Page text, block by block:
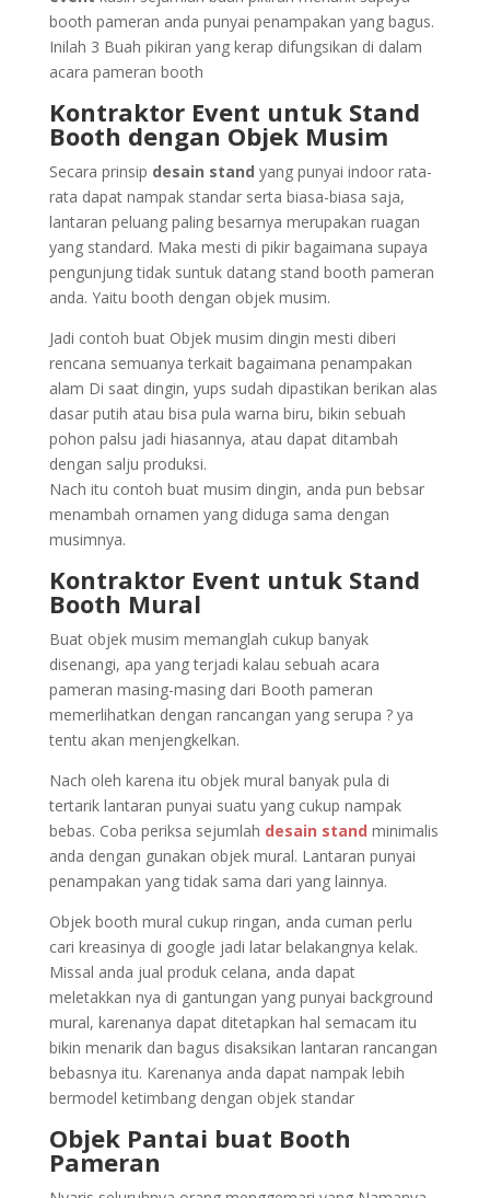
booth pameran anda punyai penampakan yang bagus.
Inilah 3 Buah pikiran yang kerap difungsikan di dalam
acara pameran booth
Kontraktor Event untuk Stand
Booth dengan Objek Musim
Secara prinsip desain stand yang punyai indoor rata-
rata dapat nampak standar serta biasa-biasa saja,
lantaran peluang paling besarnya merupakan ruagan
yang standard. Maka mesti di pikir bagaimana supaya
pengunjung tidak suntuk datang stand booth pameran
anda. Yaitu booth dengan objek musim.
Jadi contoh buat Objek musim dingin mesti diberi
rencana semuanya terkait bagaimana penampakan
alam Di saat dingin, yups sudah dipastikan berikan alas
dasar putih atau bisa pula warna biru, bikin sebuah
pohon palsu jadi hiasannya, atau dapat ditambah
dengan salju produksi.
Nach itu contoh buat musim dingin, anda pun bebsar
menambah ornamen yang diduga sama dengan
musimnya.
Kontraktor Event untuk Stand
Booth Mural
Buat objek musim memanglah cukup banyak
disenangi, apa yang terjadi kalau sebuah acara
pameran masing-masing dari Booth pameran
memerlihatkan dengan rancangan yang serupa ? ya
tentu akan menjengkelkan.
Nach oleh karena itu objek mural banyak pula di
tertarik lantaran punyai suatu yang cukup nampak
bebas. Coba periksa sejumlah desain stand minimalis
anda dengan gunakan objek mural. Lantaran punyai
penampakan yang tidak sama dari yang lainnya.
Objek booth mural cukup ringan, anda cuman perlu
cari kreasinya di google jadi latar belakangnya kelak.
Missal anda jual produk celana, anda dapat
meletakkan nya di gantungan yang punyai background
mural, karenanya dapat ditetapkan hal semacam itu
bikin menarik dan bagus disaksikan lantaran rancangan
bebasnya itu. Karenanya anda dapat nampak lebih
bermodel ketimbang dengan objek standar
Objek Pantai buat Booth
Pameran